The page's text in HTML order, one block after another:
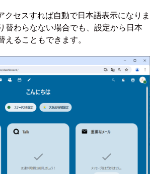
クセスすれば自動で日本語表示になりま
替わらなない場合でも、設定から日本
えることもできます。